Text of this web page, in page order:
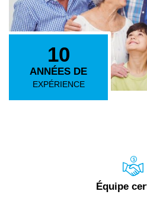
10
ANNÉES DE
EXPÉRIENCE
Équipe